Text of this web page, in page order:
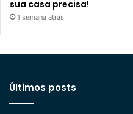
sua casa precisa!
1 semana atrás
Últimos posts